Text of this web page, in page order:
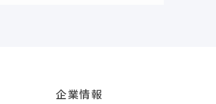
企業情報